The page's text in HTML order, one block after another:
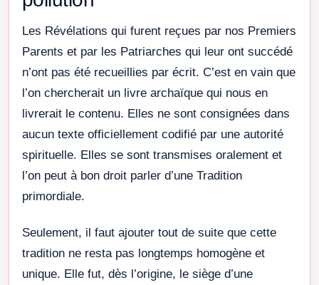
Les Révélations qui furent reçues par nos Premiers
Parents et par les Patriarches qui leur ont succédé
n’ont pas été recueillies par écrit. C’est en vain que
l’on chercherait un livre archaïque qui nous en
livrerait le contenu. Elles ne sont consignées dans
aucun texte officiellement codifié par une autorité
spirituelle. Elles se sont transmises oralement et
l’on peut à bon droit parler d’une Tradition
primordiale.
Seulement, il faut ajouter tout de suite que cette
tradition ne resta pas longtemps homogène et
unique. Elle fut, dès l’origine, le siège d’une